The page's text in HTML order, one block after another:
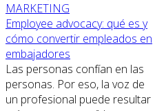
MARKETING
Employee advocacy: qué es y
cómo convertir empleados en
embajadores
Las personas confían en las
personas. Por eso, la voz de
un profesional puede resultar